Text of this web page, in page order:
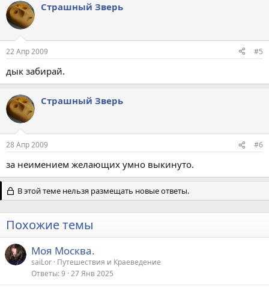
Страшный Зверь
22 Апр 2009 #5
дык забирай.
Страшный Зверь
28 Апр 2009 #6
за неимением желающих умно выкинуто.
В этой теме нельзя размещать новые ответы.
Похожие темы
Моя Москва.
saiLor Путешествия и Краеведение
Ответы 9 27 Янв 2025